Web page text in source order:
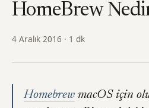
HomeBrew
4 Aralık 2016 · 1 dk
Homebrew macOS için